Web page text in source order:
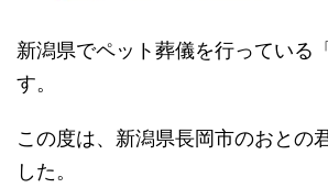
新潟県でペット葬儀を行っている
す。
この度は、新潟県長岡市のおとの
した。